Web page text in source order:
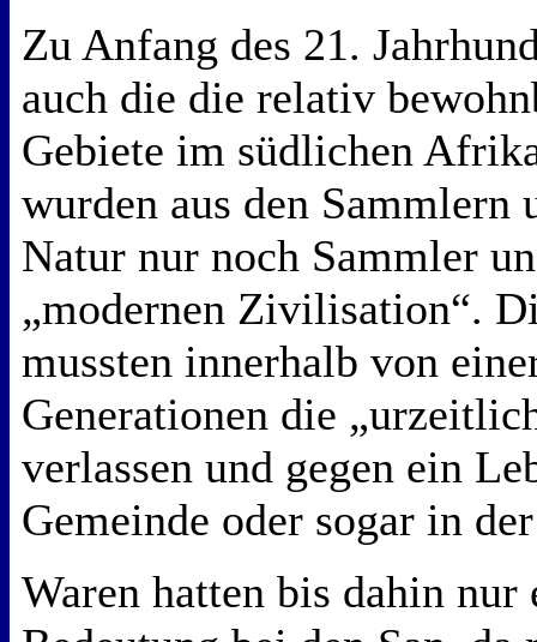
Zu Anfang des 21.
auch die die relativ
Gebiete im südlichen
wurden aus den Sammlern
Natur nur noch Sammler
„modernen Zivilisation“.
mussten innerhalb von
Generationen die
verlassen und gegen ein
Gemeinde oder sogar in
Waren hatten bis dahin nur